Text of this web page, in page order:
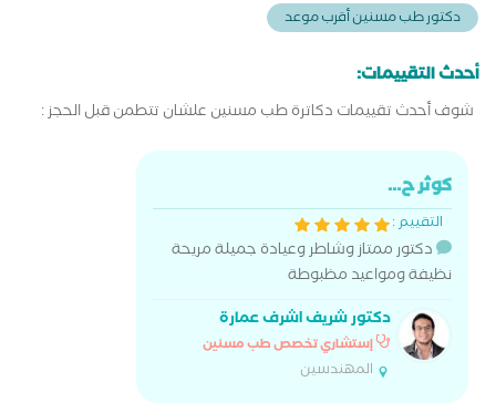
دكتور طب مسنين أقرب موعد
أحدث التقييمات:
شوف أحدث تقييمات دكاترة طب مسنين علشان تتطمن قبل الحجز :
كوثر ح...
التقييم :
دكتور ممتاز وشاطر وعيادة جميلة مريحة
نظيفة ومواعيد مظبوطة
دكتور شريف اشرف عمارة
إستشاري تخصص طب مسنين
المهندسين